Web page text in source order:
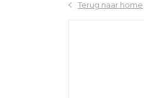
Terug naar home